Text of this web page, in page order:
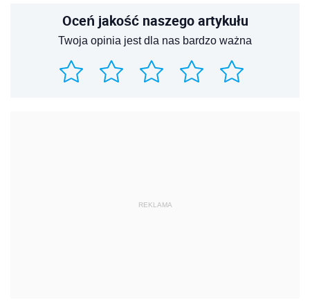
Oceń jakość naszego artykułu
Twoja opinia jest dla nas bardzo ważna
REKLAMA